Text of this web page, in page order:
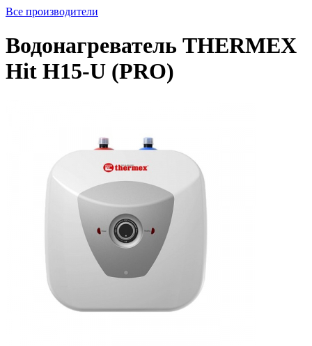
Все производители
Водонагреватель THERMEX
Hit H15-U (PRO)